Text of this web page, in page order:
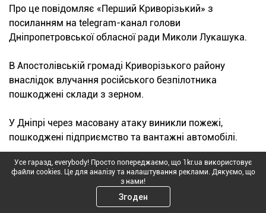
Про це повідомляє «Перший Криворізький» з
посиланням на telegram-канал голови
Дніпропетровської обласної ради Миколи Лукашука.
В Апостолівській громаді Криворізького району
внаслідок влучання російського безпілотника
пошкоджені склади з зерном.
У Дніпрі через масовану атаку виникли пожежі,
пошкоджені підприємство та вантажні автомобілі.
У Нікопольському районі били по Нікополю,
Марганецькій та Покровській сільській громадах.
Пошкоджені автозаправна станція та приватний
будинок, виникла пожежа. У Нікополі постраждала 35-
Усе гаразд, everybody! Просто попереджаємо, що 1kr.ua використовує
файли cookies. Це для аналізу та налаштування реклами. Дякуємо, що
з нами!
Згоден